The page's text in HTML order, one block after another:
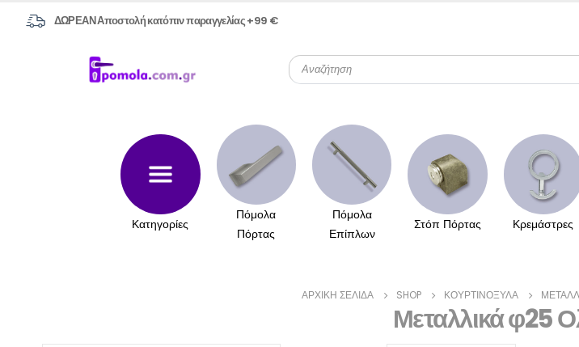
ΔΩΡΕΑΝ Αποστολή κατόπιν παραγγελίας +99 €
Κατηγορίες
Πόμολα
Πόρτας
Πόμολα
Επίπλων
Στόπ Πόρτας Κρεμάστρες
ΑΡΧΙΚΉ ΣΕΛΊΔΑ SHOP ΚΟΥΡΤΙΝΌΞΥΛΑ
Μεταλλικά φ25